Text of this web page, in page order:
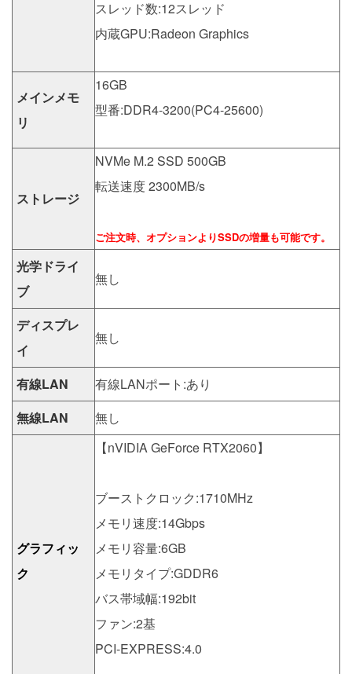
スレッド数:12スレッド
内蔵GPU:Radeon Graphics
メインメモ
リ
16GB
型番:DDR4-3200(PC4-25600)
ストレージ
NVMe M.2 SSD 500GB
転送速度 2300MB/s
ご注文時、オプションよりSSDの増量も可能です。
光学ドライ
ブ
無し
ディスプレ
イ
無し
有線LAN
有線LANポート:あり
無線LAN
無し
グラフィッ
ク
【nVIDIA GeForce RTX2060】
ブーストクロック:1710MHz
メモリ速度:14Gbps
メモリ容量:6GB
メモリタイプ:GDDR6
バス帯域幅:192bit
ファン:2基
PCI-EXPRESS:4.0